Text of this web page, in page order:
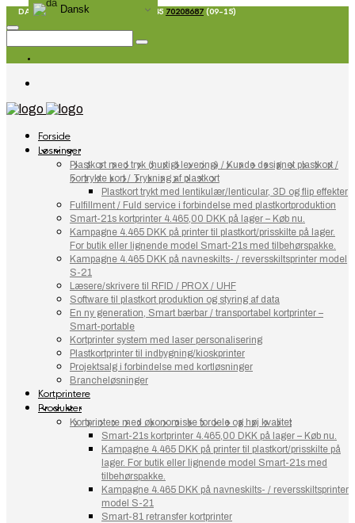
DANSK FIRMA SIDEN 1967 - T: +45 70208687 (09-15)
Forside
Løsninger
Plastkort med tryk (hurtigt levering) / Kunde designet plastkort /
Fortrykte kort / Trykning af plastkort
Plastkort trykt med lentikulær/lenticular, 3D og flip effekter
Fulfillment / Fuld service i forbindelse med plastkortproduktion
Smart-21s kortprinter 4.465,00 DKK på lager – Køb nu.
Kampagne 4.465 DKK på printer til plastkort/prisskilte på lager.
For butik eller lignende model Smart-21s med tilbehørspakke.
Kampagne 4.465 DKK på navneskilts- / reversskiltsprinter model
S-21
Læsere/skrivere til RFID / PROX / UHF
Software til plastkort produktion og styring af data
En ny generation, Smart bærbar / transportabel kortprinter –
Smart-portable
Kortprinter system med laser personalisering
Plastkortprinter til indbygning/kioskprinter
Projektsalg i forbindelse med kortløsninger
Brancheløsninger
Kortprintere
Produkter
Kortprintere med økonomiske fordele og høj kvalitet
Smart-21s kortprinter 4.465,00 DKK på lager – Køb nu.
Kampagne 4.465 DKK på printer til plastkort/prisskilte på
lager. For butik eller lignende model Smart-21s med
tilbehørspakke.
Kampagne 4.465 DKK på navneskilts- / reversskiltsprinter
model S-21
Smart-81 retransfer kortprinter
Dansk